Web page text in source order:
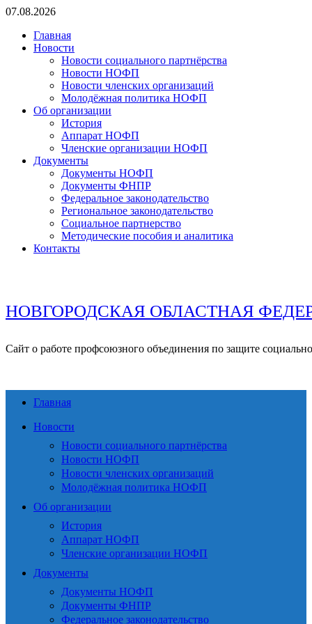
Перейти
содержимому
07.08.2026
Главная
Новости
Новости социального партнёрства
Новости НОФП
Новости членских организаций
Молодёжная политика НОФП
Об организации
История
Аппарат НОФП
Членские организации НОФП
Документы
Документы НОФП
Документы ФНПР
Федеральное законодательство
Региональное законодательство
Социальное партнерство
Методические пособия и аналитика
Контакты
НОВГОРОДСКАЯ ОБЛАСТНАЯ
Сайт о работе профсоюзного объединения по защите
Главная
Новости
Новости социального партнёрства
Новости НОФП
Новости членских организаций
Молодёжная политика НОФП
Об организации
История
Аппарат НОФП
Членские организации НОФП
Документы
Документы НОФП
Документы ФНПР
Федеральное законодательство